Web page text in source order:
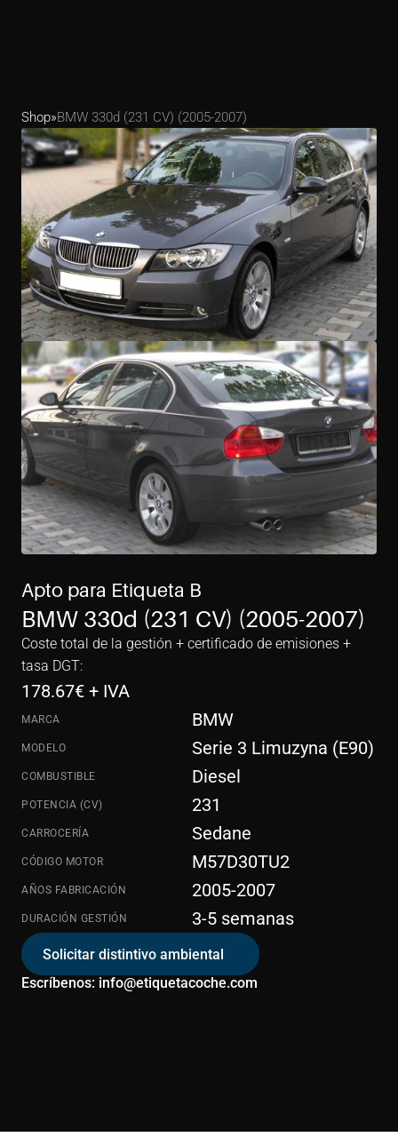
Shop»BMW 330d (231 CV) (2005-2007)
Apto para Etiqueta B
BMW 330d (231 CV) (2005-2007)
Coste total de la gestión + certificado de emisiones +
tasa DGT:
178.67€ + IVA
MARCA BMW
MODELO Serie 3 Limuzyna (E90)
COMBUSTIBLE Diesel
POTENCIA (CV) 231
CARROCERÍA Sedane
CÓDIGO MOTOR M57D30TU2
AÑOS FABRICACIÓN 2005-2007
DURACIÓN GESTIÓN 3-5 semanas
Solicitar distintivo ambiental
Escríbenos: info@etiquetacoche.com